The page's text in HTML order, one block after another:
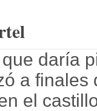
daría
a
el